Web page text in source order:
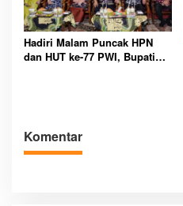
Hadiri Malam Puncak HPN
dan HUT ke-77 PWI, Bupati
Komentar